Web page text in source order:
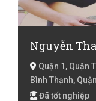
Nguyễn
Quận 1, Quận
Bình Thạnh,
Đã tốt nghiệp